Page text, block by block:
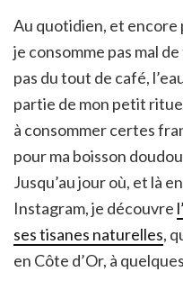
Au quotidien, et encore
je consomme pas mal
pas du tout de café,
partie de mon petit
à consommer certes
pour ma boisson
Jusqu’au jour où, et là
Instagram, je découvre
ses tisanes naturelles,
en Côte d’Or, à